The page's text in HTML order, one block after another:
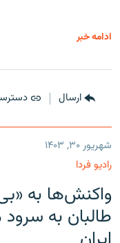
ادامه خبر
ارسال
شهریور ۳۰, ۱۴۰۳
رادیو فردا
واکنش‌ها به
طالبان به